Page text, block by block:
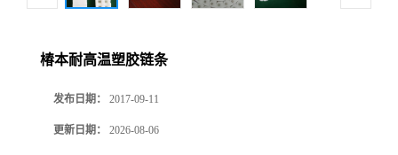
椿本耐高温塑胶链条
发布日期： 2017-09-11
更新日期： 2026-08-06